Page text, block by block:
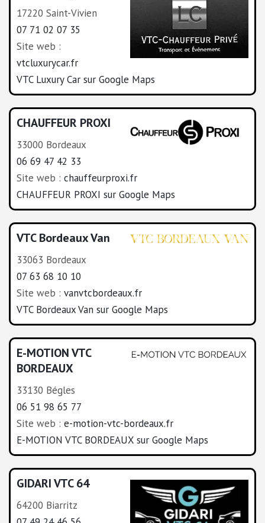
17220 Saint-Vivien
07 71 02 07 35
Site web :
vtcluxurycar.fr
VTC Luxury Car sur Google Maps
CHAUFFEUR PROXI
33000 Bordeaux
06 69 47 42 33
Site web : chauffeurproxi.fr
CHAUFFEUR PROXI sur Google Maps
VTC Bordeaux Van
33063 Bordeaux
07 63 68 10 10
Site web : vanvtcbordeaux.fr
VTC Bordeaux Van sur Google Maps
E-MOTION VTC
BORDEAUX
33130 Bégles
06 51 98 65 77
Site web : e-motion-vtc-bordeaux.fr
E-MOTION VTC BORDEAUX sur Google Maps
GIDARI VTC 64
64200 Biarritz